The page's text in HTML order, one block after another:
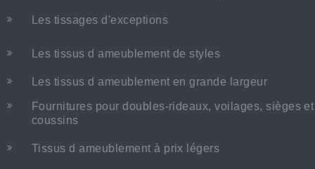
Les tissages d'exceptions
Les tissus d ameublement de styles
Les tissus d ameublement en grande largeur
Fournitures pour doubles-rideaux, voilages, sièges et
coussins
Tissus d ameublement à prix légers